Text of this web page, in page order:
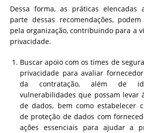
Dessa forma, as práticas elencadas
parte dessas recomendações,
pela organização, contribuindo para a
privacidade.
Buscar apoio com os times de
privacidade para avaliar
da contratação, além de
vulnerabilidades que possam levar
de dados, bem como estabelecer
de proteção de dados com
ações essenciais para ajudar a